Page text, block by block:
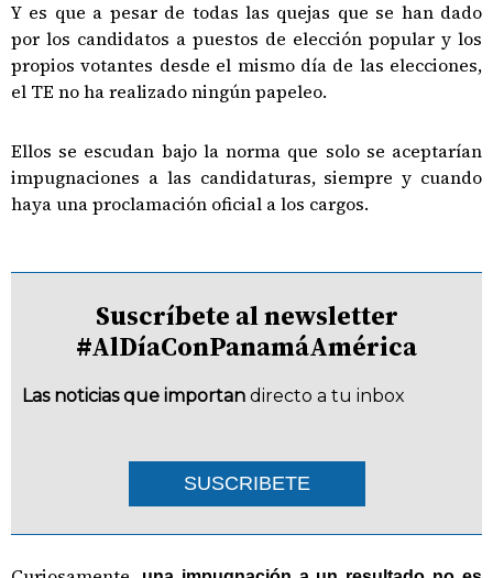
Y es que a pesar de todas las quejas que se han dado
por los candidatos a puestos de elección popular y los
propios votantes desde el mismo día de las elecciones,
el TE no ha realizado ningún papeleo.
Ellos se escudan bajo la norma que solo se aceptarían
impugnaciones a las candidaturas, siempre y cuando
haya una proclamación oficial a los cargos.
Suscríbete al newsletter
#AlDíaConPanamáAmérica
Las noticias que importan directo a tu inbox
SUSCRIBETE